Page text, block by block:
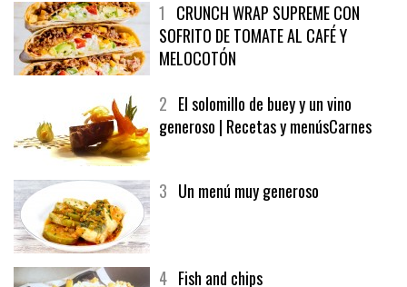
1CRUNCH WRAP SUPREME CON
SOFRITO DE TOMATE AL CAFÉ Y
MELOCOTÓN
2El solomillo de buey y un vino